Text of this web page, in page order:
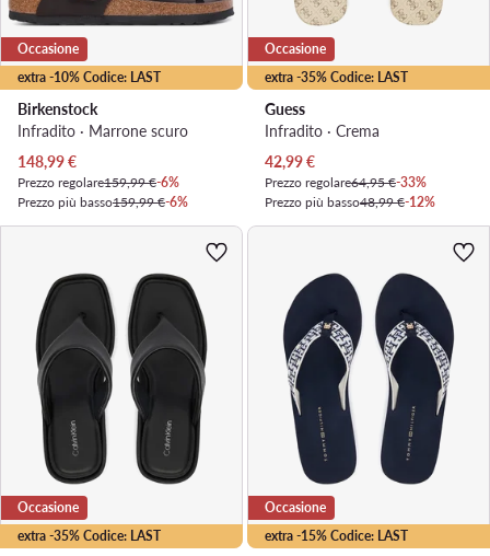
extra -10% Codice: LAST
Occasione
Birkenstock
Infradito · Marrone scuro
Prezzo attuale
148,99€
Prezzo regolare159,99 €-6%
Prezzo più basso159,99 €-6%
extra -35% Codice: LAST
Occasione
Guess
Infradito · Crema
Prezzo attuale
42,99€
Prezzo regolare64,95 €-33%
Prezzo più basso48,99 €-12%
extra -35% Codice: LAST
Occasione
extra -15% Codice: LAST
Occasione